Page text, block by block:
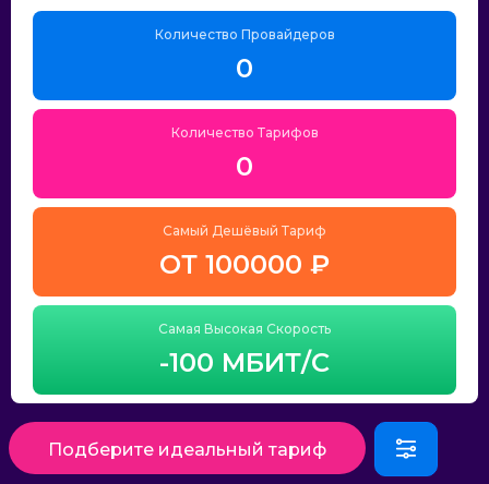
Количество Провайдеров
0
Количество Тарифов
0
Самый Дешёвый Тариф
ОТ 100000 ₽
Самая Высокая Скорость
-100 МБИТ/С
Подберите идеальный тариф